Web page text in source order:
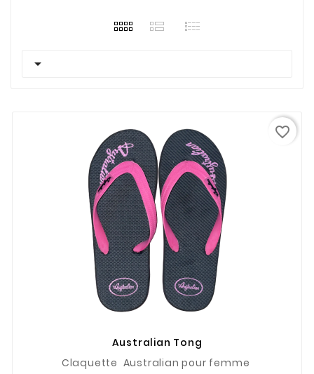

Australian Tong
Claquette Australian pour femme
favorite_border